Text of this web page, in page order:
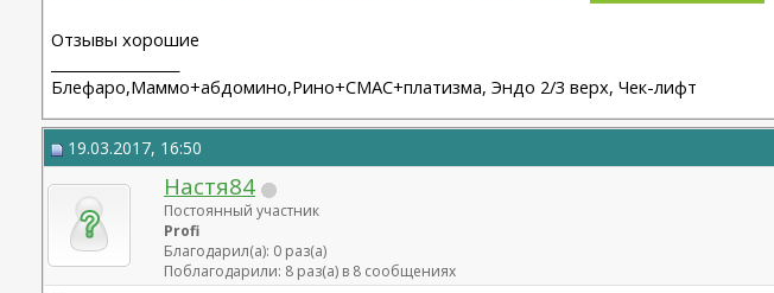
Отзывы хорошие
Блефаро,Маммо+абдомино,Рино+СМАС+платизма, Эндо 2/3 верх, Чек-лифт
19.03.2017, 16:50
Настя84
Постоянный участник
Profi
Благодарил(а): 0 раз(а)
Поблагодарили: 8 раз(а) в 8 сообщениях